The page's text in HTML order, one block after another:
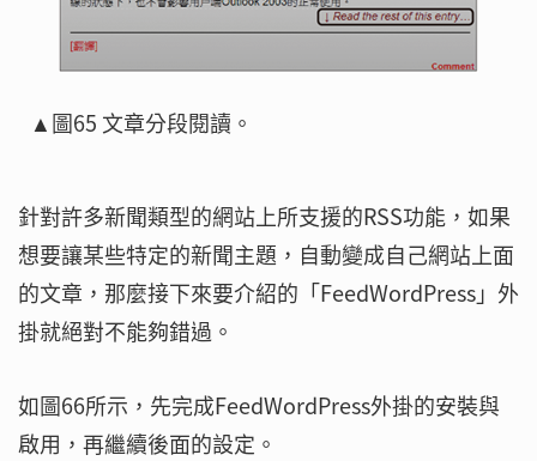
▲圖65 文章分段閱讀。
針對許多新聞類型的網站上所支援的RSS功能，如果
想要讓某些特定的新聞主題，自動變成自己網站上面
的文章，那麼接下來要介紹的「FeedWordPress」外
掛就絕對不能夠錯過。
如圖66所示，先完成FeedWordPress外掛的安裝與
啟用，再繼續後面的設定。